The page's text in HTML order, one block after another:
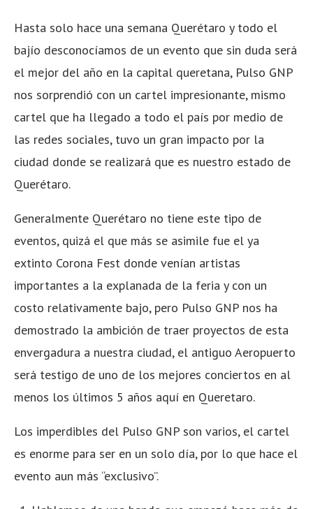
Hasta solo hace una semana Querétaro y todo el
bajío desconocíamos de un evento que sin duda será
el mejor del año en la capital queretana, Pulso GNP
nos sorprendió con un cartel impresionante, mismo
cartel que ha llegado a todo el país por medio de
las redes sociales, tuvo un gran impacto por la
ciudad donde se realizará que es nuestro estado de
Querétaro.
Generalmente Querétaro no tiene este tipo de
eventos, quizá el que más se asimile fue el ya
extinto Corona Fest donde venían artistas
importantes a la explanada de la feria y con un
costo relativamente bajo, pero Pulso GNP nos ha
demostrado la ambición de traer proyectos de esta
envergadura a nuestra ciudad, el antiguo Aeropuerto
será testigo de uno de los mejores conciertos en al
menos los últimos 5 años aquí en Queretaro.
Los imperdibles del Pulso GNP son varios, el cartel
es enorme para ser en un solo día, por lo que hace el
evento aun más “exclusivo”.